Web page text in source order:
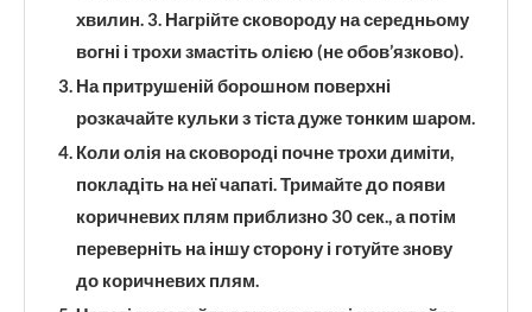
хвилин. 3. Нагрійте сковороду на середньому
вогні і трохи змастіть олією (не обов’язково).
На притрушеній борошном поверхні
розкачайте кульки з тіста дуже тонким шаром.
Коли олія на сковороді почне трохи диміти,
покладіть на неї чапаті. Тримайте до появи
коричневих плям приблизно 30 сек., а потім
переверніть на іншу сторону і готуйте знову
до коричневих плям.